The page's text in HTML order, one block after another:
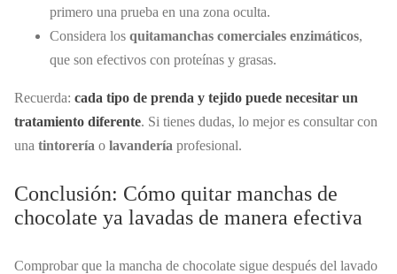
primero una prueba en una zona oculta.
Considera los quitamanchas comerciales enzimáticos,
que son efectivos con proteínas y grasas.
Recuerda: cada tipo de prenda y tejido puede necesitar un
tratamiento diferente. Si tienes dudas, lo mejor es consultar con
una tintorería o lavandería profesional.
Conclusión: Cómo quitar manchas de
chocolate ya lavadas de manera efectiva
Comprobar que la mancha de chocolate sigue después del lavado